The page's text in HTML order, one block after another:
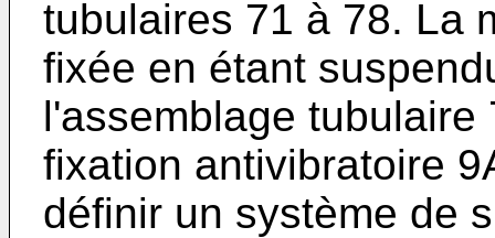
tubulaires 71 à 78. La
fixée en étant
l'assemblage
fixation antivibratoire
définir un système de